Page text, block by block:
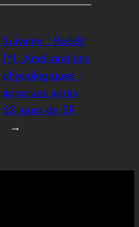
Suivante : Reddit
(*): Améliorations
physiologiques :
apparues après
63 jours de SR
→